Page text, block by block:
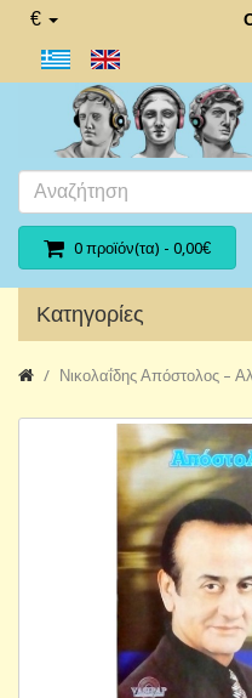
€
0 προϊόν(τα) - 0,00€
Κατηγορίες
Νικολαΐδης Απόστολος ‎–